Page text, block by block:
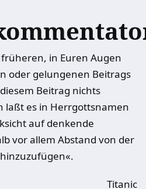
in Euren Augen
oder gelungenen Beitrags
Beitrag nichts
laßt es in Herrgottsnamen
auf denkende
vor allem Abstand von der
Titanic